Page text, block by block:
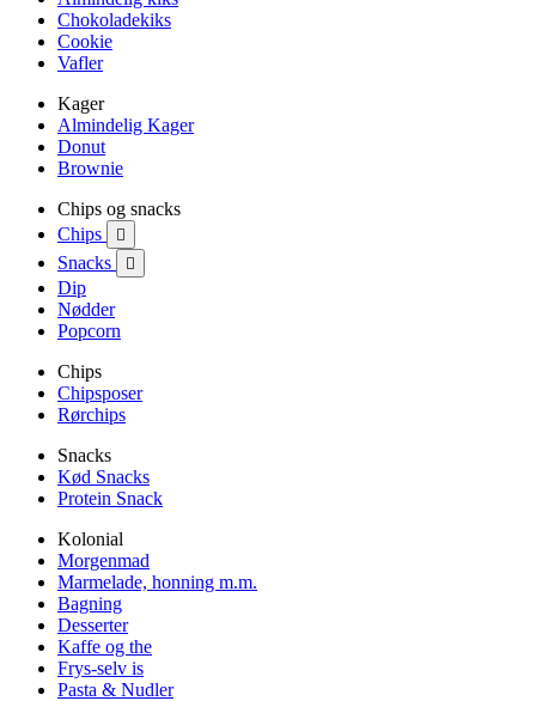
Chokoladekiks
Cookie
Vafler
Kager
Almindelig Kager
Donut
Brownie
Chips og snacks
Chips

Snacks 
Dip
Nødder
Popcorn
Chips
Chipsposer
Rørchips
Snacks
Kød Snacks
Protein Snack
Kolonial
Morgenmad
Marmelade, honning m.m.
Bagning
Desserter
Kaffe og the
Frys-selv is
Pasta & Nudler